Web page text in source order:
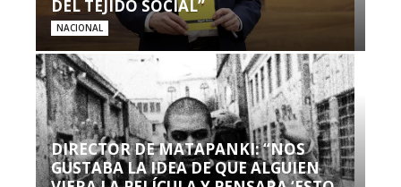
DEL TEJIDO SOCIAL”
NACIONAL
DIRECTOR DE MATAPANKI: “NOS
GUSTABA LA IDEA DE QUE ALGUIEN